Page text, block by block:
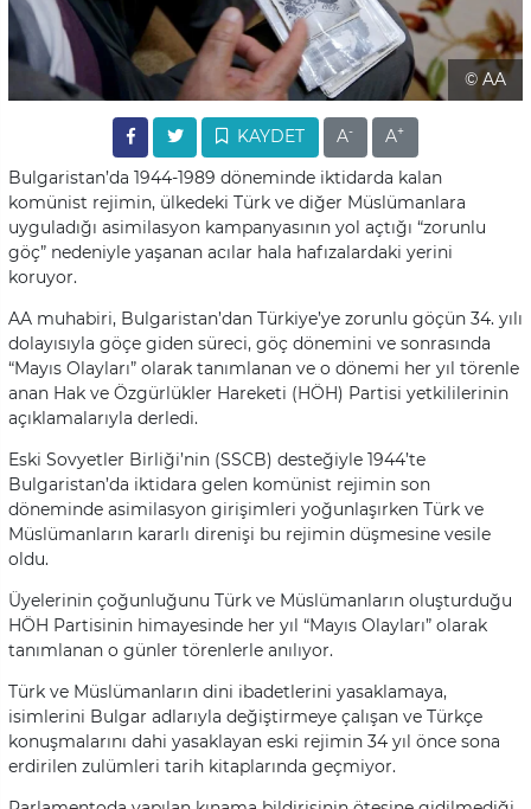
© AA
KAYDET A- A+
Bulgaristan’da 1944-1989 döneminde iktidarda kalan
komünist rejimin, ülkedeki Türk ve diğer Müslümanlara
uyguladığı asimilasyon kampanyasının yol açtığı “zorunlu
göç” nedeniyle yaşanan acılar hala hafızalardaki yerini
koruyor.​​​​
AA muhabiri, Bulgaristan’dan Türkiye’ye zorunlu göçün 34. yılı
dolayısıyla göçe giden süreci, göç dönemini ve sonrasında
“Mayıs Olayları” olarak tanımlanan ve o dönemi her yıl törenle
anan Hak ve Özgürlükler Hareketi (HÖH) Partisi yetkililerinin
açıklamalarıyla derledi.
Eski Sovyetler Birliği’nin (SSCB) desteğiyle 1944’te
Bulgaristan’da iktidara gelen komünist rejimin son
döneminde asimilasyon girişimleri yoğunlaşırken Türk ve
Müslümanların kararlı direnişi bu rejimin düşmesine vesile
oldu.
Üyelerinin çoğunluğunu Türk ve Müslümanların oluşturduğu
HÖH Partisinin himayesinde her yıl “Mayıs Olayları” olarak
tanımlanan o günler törenlerle anılıyor.
Türk ve Müslümanların dini ibadetlerini yasaklamaya,
isimlerini Bulgar adlarıyla değiştirmeye çalışan ve Türkçe
konuşmalarını dahi yasaklayan eski rejimin 34 yıl önce sona
erdirilen zulümleri tarih kitaplarında geçmiyor.